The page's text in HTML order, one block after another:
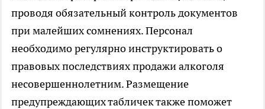
проводя обязательный контроль документов
при малейших сомнениях. Персонал
необходимо регулярно инструктировать о
правовых последствиях продажи алкоголя
несовершеннолетним. Размещение
предупреждающих табличек также поможет